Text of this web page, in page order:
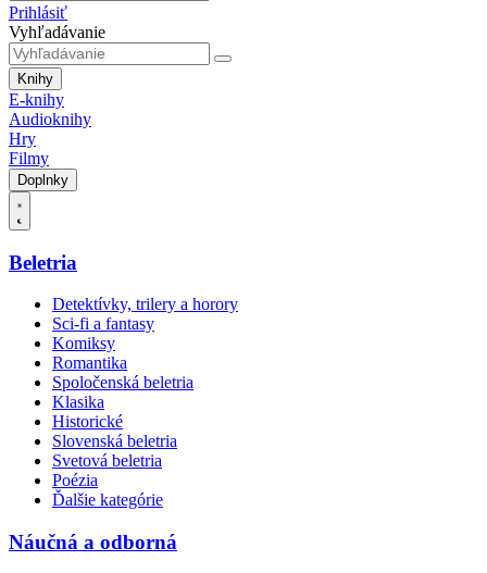
Prihlásiť
Vyhľadávanie
Knihy
E-knihy
Audioknihy
Hry
Filmy
Doplnky
Beletria
Detektívky, trilery a horory
Sci-fi a fantasy
Komiksy
Romantika
Spoločenská beletria
Klasika
Historické
Slovenská beletria
Svetová beletria
Poézia
Ďalšie kategórie
Náučná a odborná